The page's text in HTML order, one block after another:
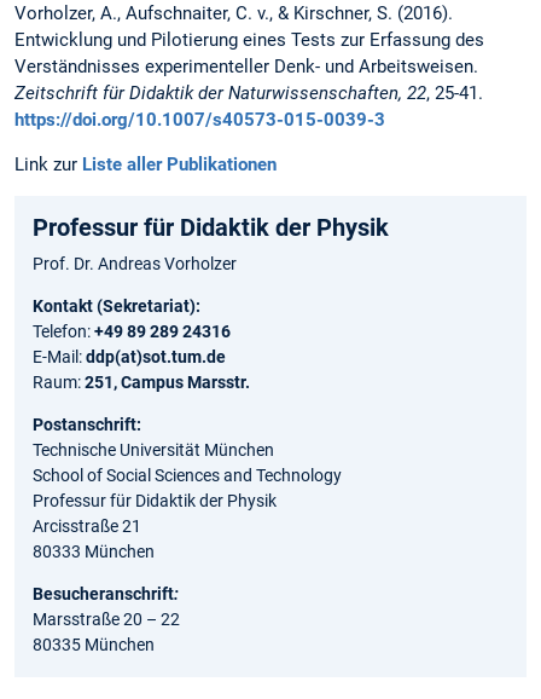
Vorholzer, A., Aufschnaiter, C. v., & Kirschner, S. (2016).
Entwicklung und Pilotierung eines Tests zur Erfassung des
Verständnisses experimenteller Denk- und Arbeitsweisen.
Zeitschrift für Didaktik der Naturwissenschaften, 22, 25-41.
https://doi.org/10.1007/s40573-015-0039-3
Link zur Liste aller Publikationen
Professur für Didaktik der Physik
Prof. Dr. Andreas Vorholzer
Kontakt (Sekretariat):
Telefon:+49 89 289 24316
E-Mail:ddp(at)sot.tum.de
Raum:251, Campus Marsstr.
Postanschrift:
Technische Universität München
School of Social Sciences and Technology
Professur für Didaktik der Physik
Arcisstraße 21
80333 München
Besucheranschrift:
Marsstraße 20 – 22
80335 München